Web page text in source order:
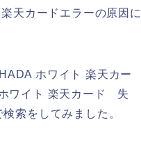
天カードエラーの原因に
ホワイト 楽天カー
ワイト 楽天カード 失
索をしてみました。